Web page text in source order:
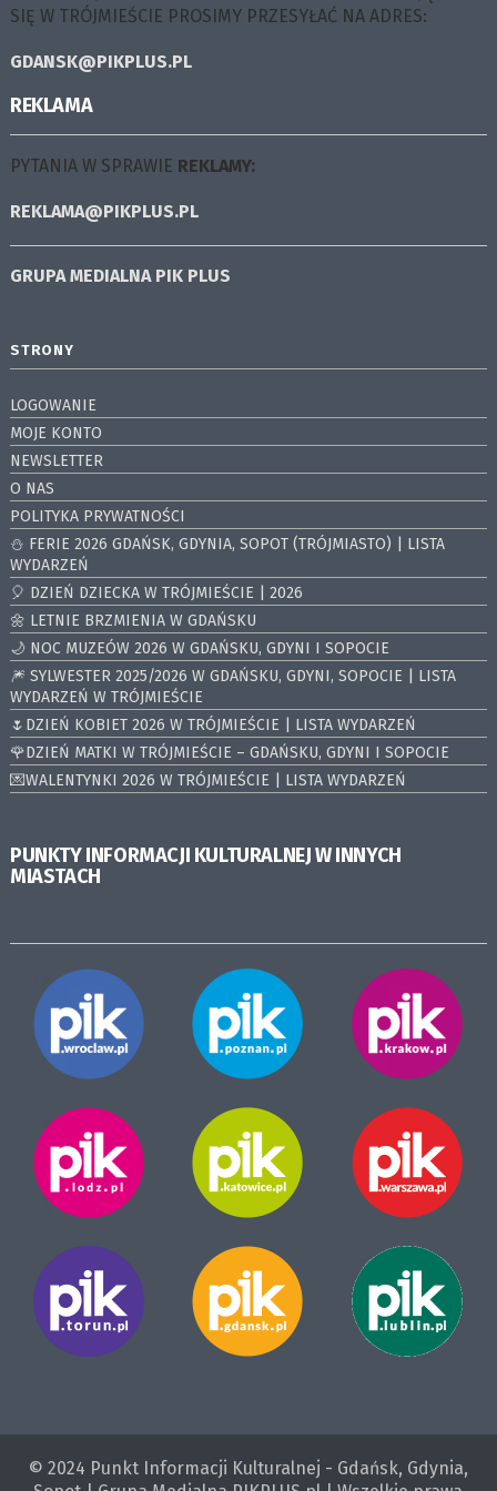
SIĘ W TRÓJMIEŚCIE PROSIMY PRZESYŁAĆ NA ADRES:
GDANSK@PIKPLUS.PL
REKLAMA
PYTANIA W SPRAWIE REKLAMY:
REKLAMA@PIKPLUS.PL
GRUPA MEDIALNA PIK PLUS
STRONY
LOGOWANIE
MOJE KONTO
NEWSLETTER
O NAS
POLITYKA PRYWATNOŚCI
⛄️ FERIE 2026 GDAŃSK, GDYNIA, SOPOT (TRÓJMIASTO) | LISTA
WYDARZEŃ
🎈 DZIEŃ DZIECKA W TRÓJMIEŚCIE | 2026
🌼 LETNIE BRZMIENIA W GDAŃSKU
🌙 NOC MUZEÓW 2026 W GDAŃSKU, GDYNI I SOPOCIE
🎆 SYLWESTER 2025/2026 W GDAŃSKU, GDYNI, SOPOCIE | LISTA
WYDARZEŃ W TRÓJMIEŚCIE
🌷DZIEŃ KOBIET 2026 W TRÓJMIEŚCIE | LISTA WYDARZEŃ
🌹DZIEŃ MATKI W TRÓJMIEŚCIE – GDAŃSKU, GDYNI I SOPOCIE
💌WALENTYNKI 2026 W TRÓJMIEŚCIE | LISTA WYDARZEŃ
PUNKTY INFORMACJI KULTURALNEJ W INNYCH
MIASTACH
© 2024 Punkt Informacji Kulturalnej - Gdańsk, Gdynia,